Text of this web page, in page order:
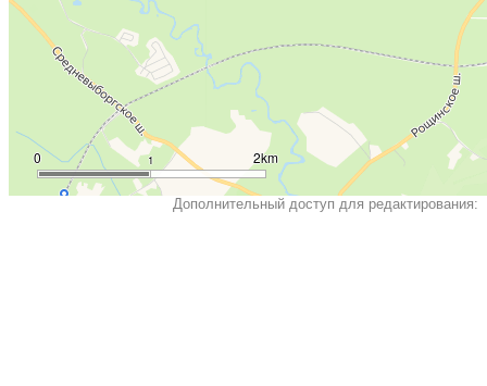
1
0 2km
Дополнительный доступ для редактирования: